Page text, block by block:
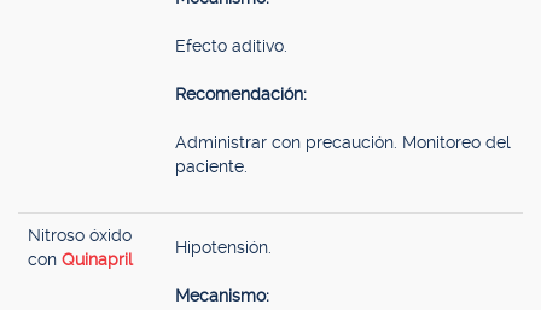
Efecto aditivo.
Recomendación:
Administrar con precaución. Monitoreo del
paciente.
Nitroso óxido
con Quinapril
Hipotensión.
Mecanismo: